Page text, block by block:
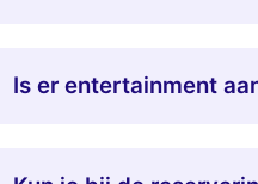
Is er entertainment